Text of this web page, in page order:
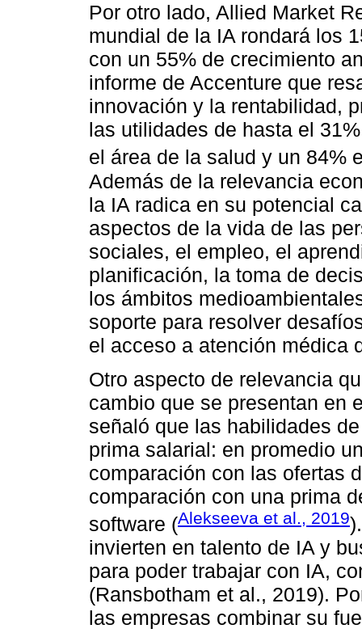
Por otro lado, Allied Market
mundial de la IA rondará los
con un 55% de crecimiento
informe de Accenture que
innovación y la rentabilidad,
las utilidades de hasta el
el área de la salud y un 84%
Además de la relevancia
la IA radica en su potencial
aspectos de la vida de las
sociales, el empleo, el
planificación, la toma de
los ámbitos
soporte para resolver
el acceso a atención médica
Otro aspecto de relevancia
cambio que se presentan en
señaló que las habilidades
prima salarial: en promedio
comparación con las ofertas
comparación con una prima
software (Alekseeva et al., 2019
invierten en talento de IA y
para poder trabajar con IA,
(Ransbotham et al., 2019).
las empresas combinar su